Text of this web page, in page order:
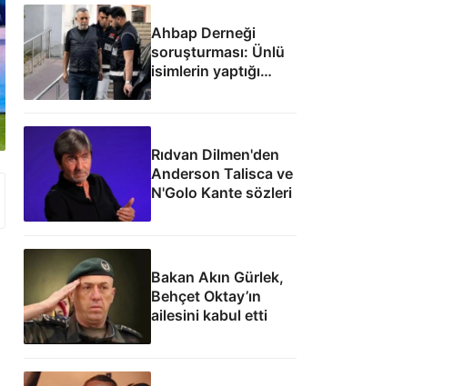
Ahbap Derneği
soruşturması: Ünlü
isimlerin yaptığı
bağışlar
Rıdvan Dilmen'den
Anderson Talisca ve
N'Golo Kante sözleri
Bakan Akın Gürlek,
Behçet Oktay’ın
ailesini kabul etti